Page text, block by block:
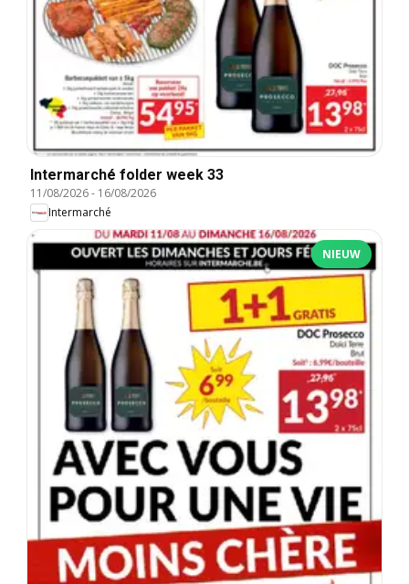
Intermarché folder week 33
11/08/2026- 16/08/2026
Intermarché
NIEUW